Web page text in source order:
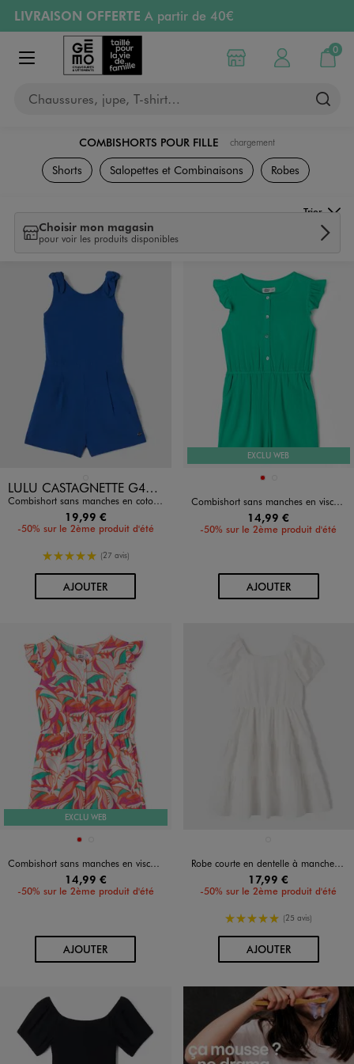
Aller au contenu principal
Aller à la navigation
LIVRAISON OFFERTE A partir de 40€
RETRAIT ET LIVRAISON OFFERTE
en magasin
PAYEZ EN 3x SANS FRAIS
Retours OFFERTS
pendant 30 jours
Afficher le menu
Chaussures, jupe, T-shirt…
Choisir mon magasin
Mon compte
0
Mon
COMBISHORTS POUR FILLE chargement
Vêtements
Shorts Salopettes et Combinaisons Robes
Choisir mon magasin
pour voir les produits disponibles
Trier
Disponible en 1 coloris LULU CASTAGNETTE G4G D
Combishort sans manches en coton et viscose fille - LuluCastagnette
19,99 €
-50% sur le 2ème produit d'été
5/5 de moyenne
(27 avis)
AJOUTERAU PANIER
EXCLU WEB
Disponible en 2 coloris
ROUGE
Combishort sans manches en viscose froissée fille
14,99 €
-50% sur le 2ème produit d'été
AJOUTERAU PANIER
EXCLU WEB
Disponible en 2 coloris
ROUGE
Combishort sans manches en viscose froissée fille
14,99 €
-50% sur le 2ème produit d'été
AJOUTERAU PANIER
Robe courte en dentelle à manches courtes bouffantes fille
17,99 €
-50% sur le 2ème produit d'été
5/5 de moyenne
(25 avis)
AJOUTERAU PANIER